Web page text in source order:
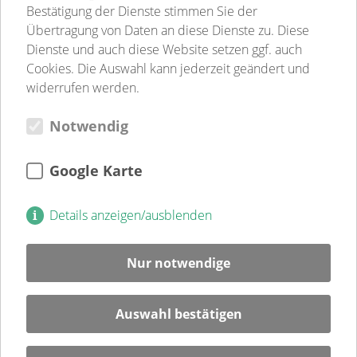
Betreutes Wohnen
Sozialpsychiatrie
Jugend-, Familien- & Schulsozialarbeit
Begegnungsstätten
Gastronomie
Weitere Einrichtungen
Spenden
Ehrenamt
Karriere
Blog
Bestätigung der Dienste stimmen Sie der
Übertragung von Daten an diese Dienste zu. Diese
Dienste und auch diese Website setzen ggf. auch
Cookies. Die Auswahl kann jederzeit geändert und
widerrufen werden.
Notwendig
Google Karte
Details anzeigen/ausblenden
Nur notwendige
Auswahl bestätigen